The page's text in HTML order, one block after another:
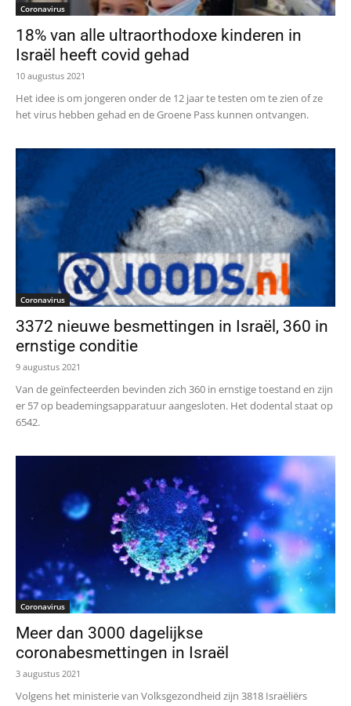
Coronavirus
18% van alle ultraorthodoxe kinderen in
Israël heeft covid gehad
10 augustus 2021
Het idee is om jongeren onder de 12 jaar te testen om te zien of ze
het virus hebben gehad en de Groene Pass kunnen ontvangen.
Coronavirus
3372 nieuwe besmettingen in Israël, 360 in
ernstige conditie
9 augustus 2021
Van de geïnfecteerden bevinden zich 360 in ernstige toestand en zijn
er 57 op beademingsapparatuur aangesloten. Het dodental staat op
6542.
Coronavirus
Meer dan 3000 dagelijkse
coronabesmettingen in Israël
3 augustus 2021
Volgens het ministerie van Volksgezondheid zijn 3818 Israëliërs